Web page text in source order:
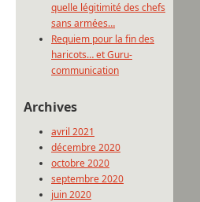
quelle légitimité des chefs
sans armées…
Requiem pour la fin des
haricots… et Guru-
communication
Archives
avril 2021
décembre 2020
octobre 2020
septembre 2020
juin 2020